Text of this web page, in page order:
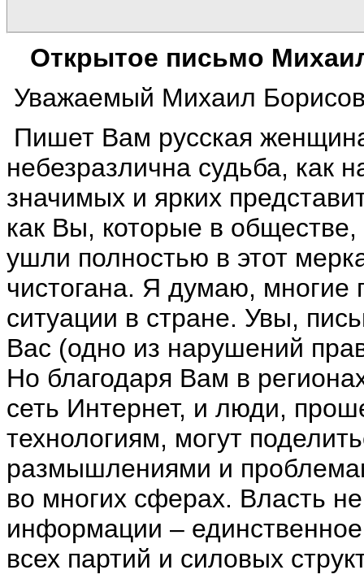
Открытое письмо
Уважаемый Михаил
Пишет Вам русская
небезразлична судьба, как
значимых и ярких
как Вы, которые в
ушли полностью в этот
чистогана. Я думаю, многие
ситуации в стране. Увы,
Вас (одно из нарушений
Но благодаря Вам в
сеть Интернет, и люди,
технологиям, могут
размышлениями и
во многих сферах. Власть
информации –
всех партий и силовых